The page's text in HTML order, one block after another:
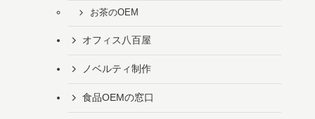
お茶のOEM
オフィス八百屋
ノベルティ制作
食品OEMの窓口